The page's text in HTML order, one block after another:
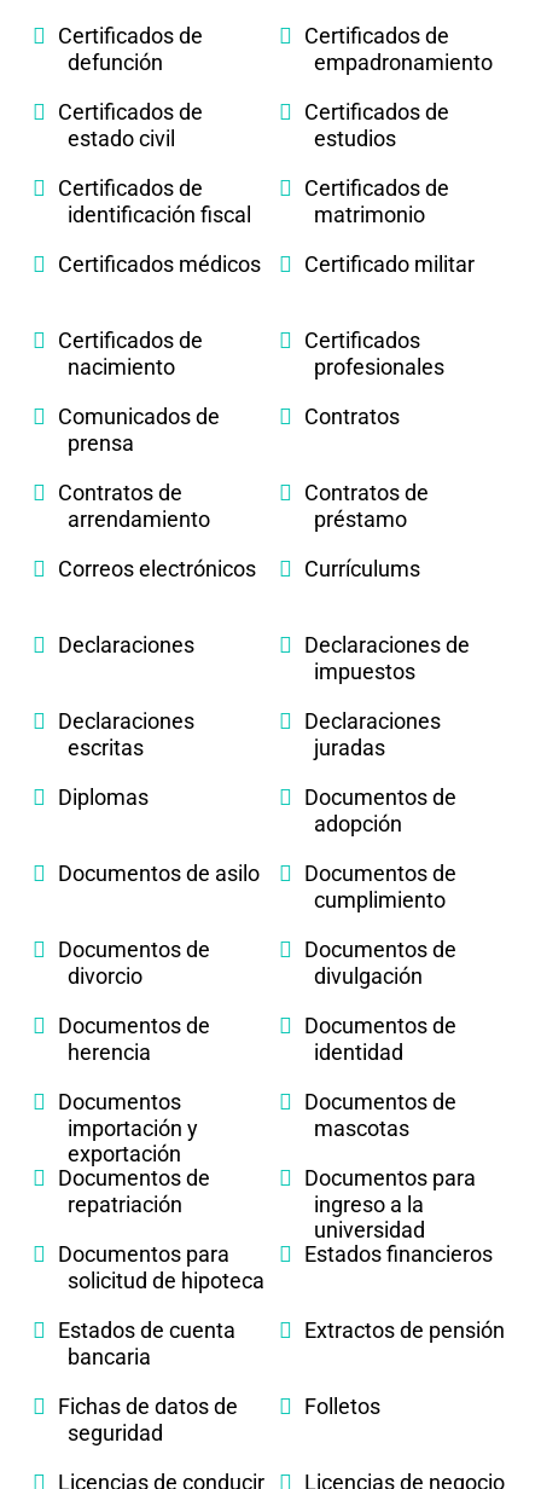
Certificados de
defunción
Certificados de
empadronamiento
Certificados de
estado civil
Certificados de
estudios
Certificados de
identificación fiscal
Certificados de
matrimonio
Certificados médicos
Certificado militar
Certificados de
nacimiento
Certificados
profesionales
Comunicados de
prensa
Contratos
Contratos de
arrendamiento
Contratos de
préstamo
Correos electrónicos
Currículums
Declaraciones
Declaraciones de
impuestos
Declaraciones
escritas
Declaraciones
juradas
Diplomas
Documentos de
adopción
Documentos de asilo
Documentos de
cumplimiento
Documentos de
divorcio
Documentos de
divulgación
Documentos de
herencia
Documentos de
identidad
Documentos
importación y
exportación
Documentos de
mascotas
Documentos de
repatriación
Documentos para
ingreso a la
universidad
Documentos para
solicitud de hipoteca
Estados financieros
Estados de cuenta
bancaria
Extractos de pensión
Fichas de datos de
seguridad
Folletos
Licencias de conducir Licencias de negocio